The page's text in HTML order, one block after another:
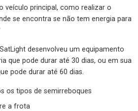
veículo principal, como realizar o
se encontra se não tem energia para
desenvolveu um equipamento
que pode durar até 30 dias, ou em sua
pode durar até 60 dias.
os tipos de semirreboques
a frota